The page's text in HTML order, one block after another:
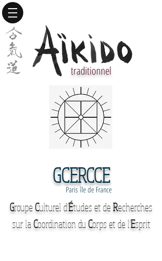
traditionnel
GCERCCE
Paris île de France
GroupeCulturel d'Études et deRecherches
sur laCoordination duCorps et de l'Esprit